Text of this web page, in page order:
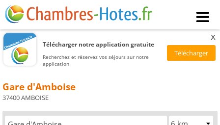
Télécharger notre application gratuite
Recherchez et réservez vos séjours sur notre
application
x
Gare d'Amboise
37400 AMBOISE